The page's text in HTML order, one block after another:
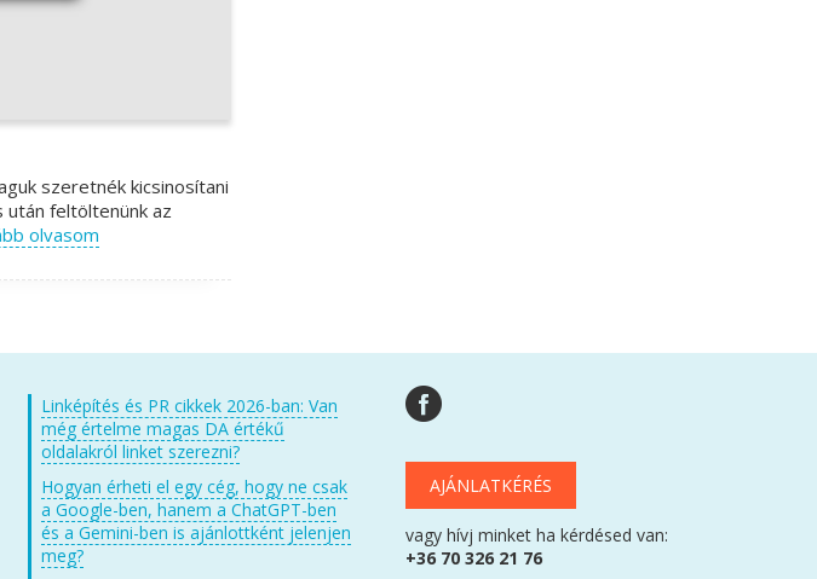
szeretnék kicsinosítani
után feltöltenünk az
olvasom
Linképítés és PR cikkek 2026-ban: Van
még értelme magas DA értékű
oldalakról linket szerezni?
Hogyan érheti el egy cég, hogy ne csak
a Google-ben, hanem a ChatGPT-ben
és a Gemini-ben is ajánlottként jelenjen
meg?
AJÁNLATKÉRÉS
vagy hívj minket ha kérdésed van:
+36 70 326 21 76